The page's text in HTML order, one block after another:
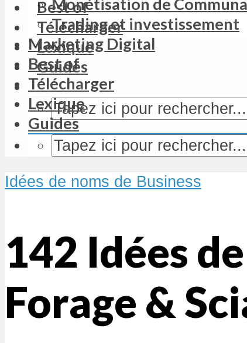
Best of
Télécharger
Lexique
Guides
Monétisation de
Trading et investissement
Marketing Digital
Best of
Télécharger
Lexique
Guides
Idées de noms de Business
142 Idées
Forage &